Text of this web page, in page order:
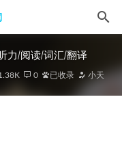
力/阅读/词汇/翻译
0 已收录 小天